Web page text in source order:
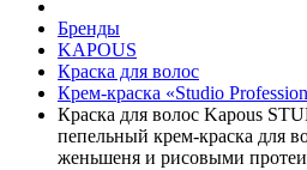
Бренды
KAPOUS
Краска для волос
Крем-краска «Studio
Краска для волос Kapous
пепельный крем-краска для
женьшеня и рисовыми